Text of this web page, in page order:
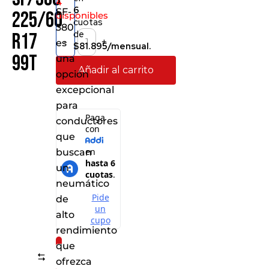
225/60
R17
99T
Consíguelo
disponibles
- +
Añadir al carrito
Comparar
6
cuotas
de
$81.895/mensual.
SF-
380
es
una
opción
excepcional
para
conductores
que
buscan
un
neumático
de
alto
rendimiento
que
ofrezca